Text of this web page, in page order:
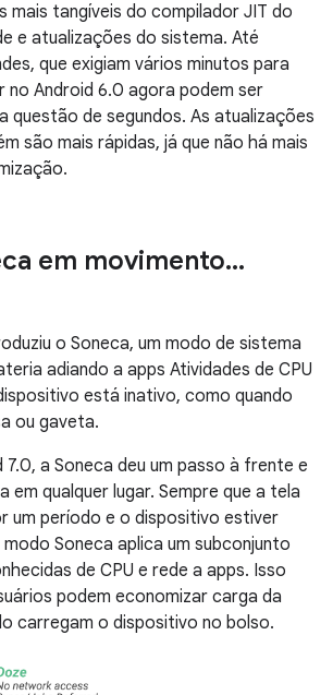
mais tangíveis do compilador JIT do
e atualizações do sistema. Até
que exigiam vários minutos para
no Android 6.0 agora podem ser
questão de segundos. As atualizações
são mais rápidas, já que não há mais
em movimento...
o Soneca, um modo de sistema
adiando a apps Atividades de CPU
está inativo, como quando
ou gaveta.
7.0, a Soneca deu um passo à frente e
em qualquer lugar. Sempre que a tela
um período e o dispositivo estiver
Soneca aplica um subconjunto
de CPU e rede a apps. Isso
podem economizar carga da
carregam o dispositivo no bolso.